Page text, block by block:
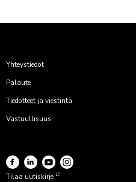
Yhteystiedot
Palaute
Tiedotteet ja viestintä
Vastuullisuus
Tilaa uutiskirje